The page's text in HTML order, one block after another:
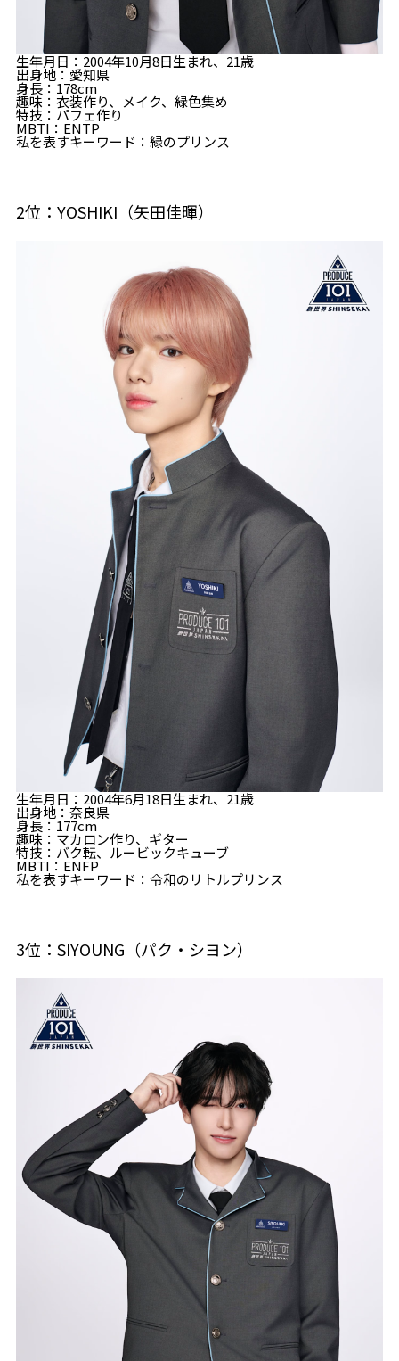
生年月日：2004年10月8日生まれ、21歳
出身地：愛知県
身長：178cm
趣味：衣装作り、メイク、緑色集め
特技：パフェ作り
MBTI：ENTP
私を表すキーワード：緑のプリンス
2位：YOSHIKI（矢田佳暉）
生年月日：2004年6月18日生まれ、21歳
出身地：奈良県
身長：177cm
趣味：マカロン作り、ギター
特技：バク転、ルービックキューブ
MBTI：ENFP
私を表すキーワード：令和のリトルプリンス
3位：SIYOUNG（パク・シヨン）